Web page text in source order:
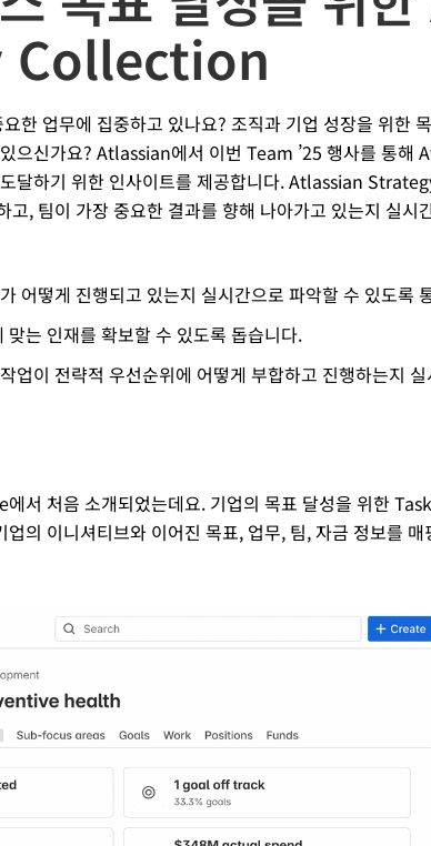
Collection
한 업무에 집중하고 있나요? 조직과 기업 성장을 위한
으신가요? Atlassian에서 이번 Team ’25 행사를 통
달하기 위한 인사이트를 제공합니다. Atlassian
고, 팀이 가장 중요한 결과를 향해 나아가고 있는지 실시
어떻게 진행되고 있는지 실시간으로 파악할 수 있도록
는 인재를 확보할 수 있도록 돕습니다.
업이 전략적 우선순위에 어떻게 부합하고 진행하는지
서 처음 소개되었는데요. 기업의 목표 달성을 위한
의 이니셔티브와 이어진 목표, 업무, 팀, 자금 정보를